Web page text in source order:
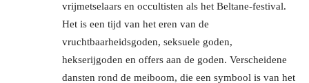
vrijmetselaars en occultisten als het Beltane-festival.
Het is een tijd van het eren van de
vruchtbaarheidsgoden, seksuele goden,
hekserijgoden en offers aan de goden. Verscheidene
dansten rond de meiboom, die een symbool is van het